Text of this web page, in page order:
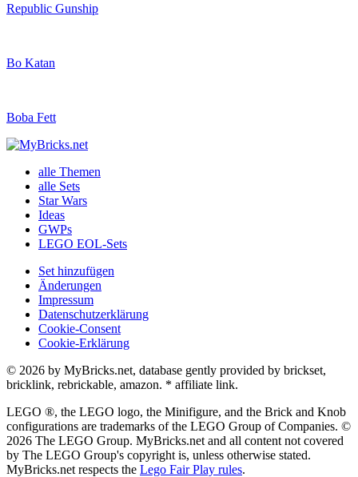
Republic Gunship
Bo Katan
Boba Fett
alle Themen
alle Sets
Star Wars
Ideas
GWPs
LEGO EOL-Sets
Set hinzufügen
Änderungen
Impressum
Datenschutzerklärung
Cookie-Consent
Cookie-Erklärung
© 2026 by MyBricks.net, database gently provided by brickset,
bricklink, rebrickable, amazon. * affiliate link.
LEGO ®, the LEGO logo, the Minifigure, and the Brick and Knob
configurations are trademarks of the LEGO Group of Companies. ©
2026 The LEGO Group. MyBricks.net and all content not covered
by The LEGO Group's copyright is, unless otherwise stated.
MyBricks.net respects the Lego Fair Play rules.